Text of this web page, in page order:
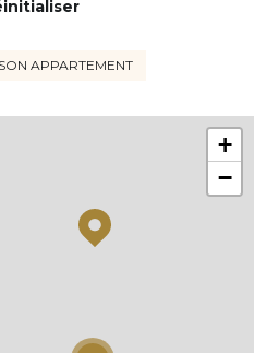
APPARTEMENT
+
−